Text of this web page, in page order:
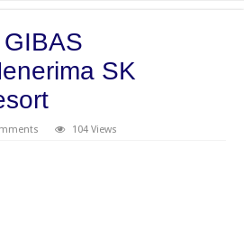
SK
104 Views